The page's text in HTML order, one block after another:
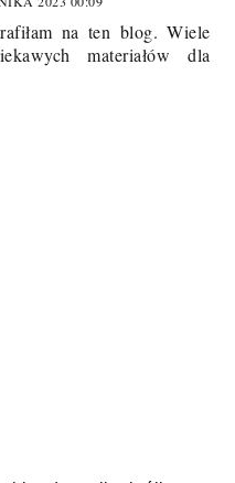
na ten blog. Wiele
materiałów dla